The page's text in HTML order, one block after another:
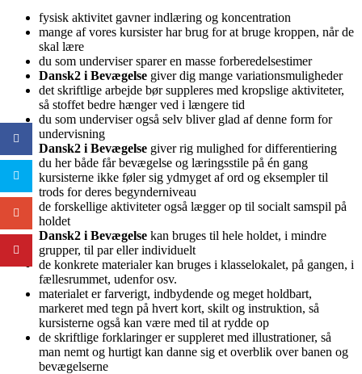
fysisk aktivitet gavner indlæring og koncentration
mange af vores kursister har brug for at bruge kroppen, når de
skal lære
du som underviser sparer en masse forberedelsestimer
Dansk2 i Bevægelse giver dig mange variationsmuligheder
det skriftlige arbejde bør suppleres med kropslige aktiviteter,
så stoffet bedre hænger ved i længere tid
du som underviser også selv bliver glad af denne form for
undervisning
Dansk2 i Bevægelse giver rig mulighed for differentiering
du her både får bevægelse og læringsstile på én gang
kursisterne ikke føler sig ydmyget af ord og eksempler til
trods for deres begynderniveau
de forskellige aktiviteter også lægger op til socialt samspil på
holdet
Dansk2 i Bevægelse kan bruges til hele holdet, i mindre
grupper, til par eller individuelt
de konkrete materialer kan bruges i klasselokalet, på gangen, i
fællesrummet, udenfor osv.
materialet er farverigt, indbydende og meget holdbart,
markeret med tegn på hvert kort, skilt og instruktion, så
kursisterne også kan være med til at rydde op
de skriftlige forklaringer er suppleret med illustrationer, så
man nemt og hurtigt kan danne sig et overblik over banen og
bevægelserne